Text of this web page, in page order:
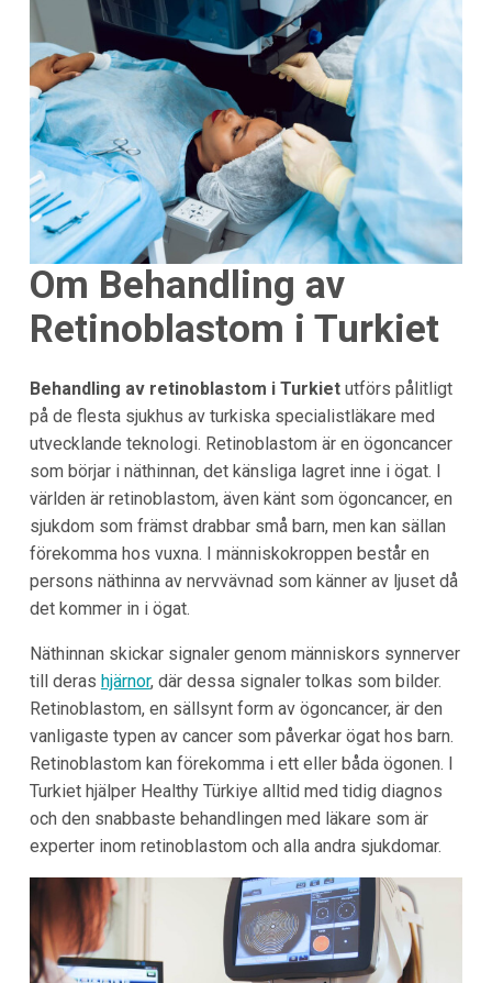
Om Behandling av
Retinoblastom i Turkiet
Behandling av retinoblastom i Turkietutförs pålitligt
på de flesta sjukhus av turkiska specialistläkare med
utvecklande teknologi. Retinoblastom är en ögoncancer
som börjar i näthinnan, det känsliga lagret inne i ögat. I
världen är retinoblastom, även känt som ögoncancer, en
sjukdom som främst drabbar små barn, men kan sällan
förekomma hos vuxna. I människokroppen består en
persons näthinna av nervvävnad som känner av ljuset då
det kommer in i ögat.
Näthinnan skickar signaler genom människors synnerver
till deras hjärnor, där dessa signaler tolkas som bilder.
Retinoblastom, en sällsynt form av ögoncancer, är den
vanligaste typen av cancer som påverkar ögat hos barn.
Retinoblastom kan förekomma i ett eller båda ögonen. I
Turkiet hjälper Healthy Türkiye alltid med tidig diagnos
och den snabbaste behandlingen med läkare som är
experter inom retinoblastom och alla andra sjukdomar.